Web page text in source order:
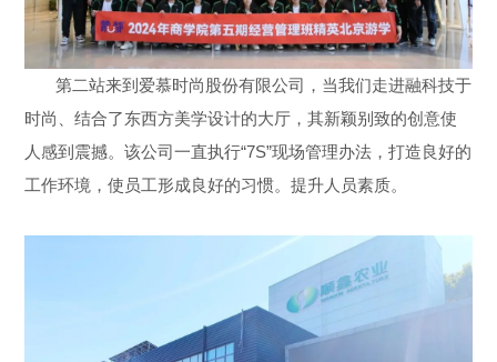
第二站来到爱慕时尚股份有限公司，当我们走进融科技于
时尚、结合了东西方美学设计的大厅，其新颖别致的创意使
人感到震撼。该公司一直执行“7S”现场管理办法，打造良好的
工作环境，使员工形成良好的习惯。提升人员素质。